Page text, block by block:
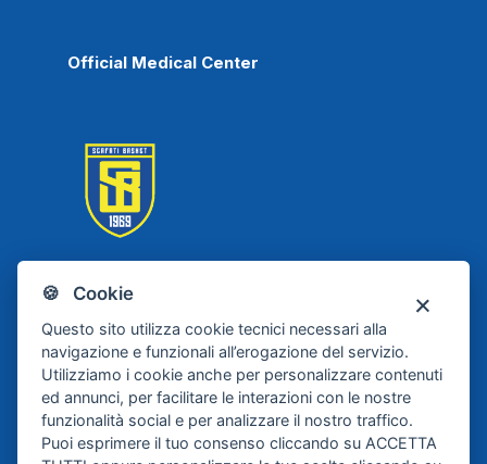
🍪 Cookie
Questo sito utilizza cookie tecnici necessari alla
navigazione e funzionali all’erogazione del servizio.
Utilizziamo i cookie anche per personalizzare contenuti
ed annunci, per facilitare le interazioni con le nostre
funzionalità social e per analizzare il nostro traffico.
Puoi esprimere il tuo consenso cliccando su ACCETTA
Official Medical Center
Scafati Basket